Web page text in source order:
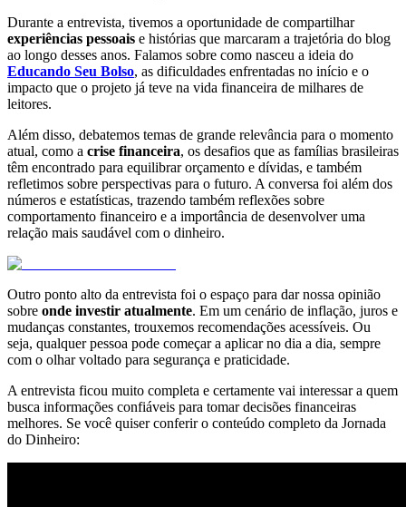
Durante a entrevista, tivemos a oportunidade de compartilhar
experiências pessoais e histórias que marcaram a trajetória do blog
ao longo desses anos. Falamos sobre como nasceu a ideia do
Educando Seu Bolso, as dificuldades enfrentadas no início e o
impacto que o projeto já teve na vida financeira de milhares de
leitores.
Além disso, debatemos temas de grande relevância para o momento
atual, como a crise financeira, os desafios que as famílias brasileiras
têm encontrado para equilibrar orçamento e dívidas, e também
refletimos sobre perspectivas para o futuro. A conversa foi além dos
números e estatísticas, trazendo também reflexões sobre
comportamento financeiro e a importância de desenvolver uma
relação mais saudável com o dinheiro.
Outro ponto alto da entrevista foi o espaço para dar nossa opinião
sobre onde investir atualmente. Em um cenário de inflação, juros e
mudanças constantes, trouxemos recomendações acessíveis. Ou
seja, qualquer pessoa pode começar a aplicar no dia a dia, sempre
com o olhar voltado para segurança e praticidade.
A entrevista ficou muito completa e certamente vai interessar a quem
busca informações confiáveis para tomar decisões financeiras
melhores. Se você quiser conferir o conteúdo completo da Jornada
do Dinheiro: